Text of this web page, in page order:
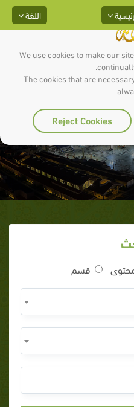
We use cookies to make our
The cookies that are
Reject Cookies
اللغة
قسم